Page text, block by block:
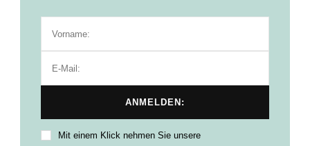
Mit einem Klick nehmen Sie unsere